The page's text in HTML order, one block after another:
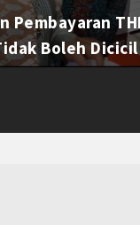
Pembayaran
Boleh Dicicil